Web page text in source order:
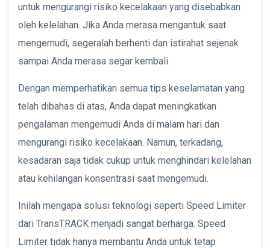
untuk mengurangi risiko kecelakaan yang disebabkan
oleh kelelahan. Jika Anda merasa mengantuk saat
mengemudi, segeralah berhenti dan istirahat sejenak
sampai Anda merasa segar kembali.
Dengan memperhatikan semua tips keselamatan yang
telah dibahas di atas, Anda dapat meningkatkan
pengalaman mengemudi Anda di malam hari dan
mengurangi risiko kecelakaan. Namun, terkadang,
kesadaran saja tidak cukup untuk menghindari kelelahan
atau kehilangan konsentrasi saat mengemudi.
Inilah mengapa solusi teknologi seperti Speed Limiter
dari TransTRACK menjadi sangat berharga. Speed
Limiter tidak hanya membantu Anda untuk tetap